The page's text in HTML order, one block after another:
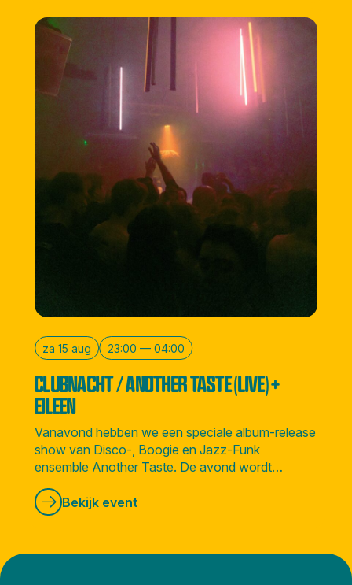
za 15 aug 23:00 — 04:00
CLUBNACHT / ANOTHER TASTE (LIVE) +
EILEEN
Vanavond hebben we een speciale album-release
show van Disco-, Boogie en Jazz-Funk
ensemble Another Taste. De avond wordt
afgesloten door Amsterdamse soulvolle DJ
Eileen.Bekijk event